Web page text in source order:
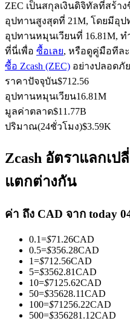
คัดลอกการซื้อขาย
เข้าร่วมกับเทรดเดอร์ชั้น
เป็นเทรดเดอร์คัดลอก
เพลิดเพลินกับการแบ่ง
ลอกการซื้อขาย
ZEC เป็นสกุลเงินดิจิทัลที่สร้า
อุปทานสูงสุดที่ 21M, โดยมีอุป
อุปทานหมุนเวียนที่ 16.81M,
ที่นี่เพื่อ ซื้อเลย, หรือดูคู่มือทีล
ซื้อ Zcash (ZEC) อย่างปลอดภั
ราคาปัจจุบัน$712.56
อุปทานหมุนเวียน16.81M
มูลค่าตลาด$11.77B
ปริมาณ(24ชั่วโมง)$3.59K
Zcash อัตราแลกเ
แตกต่างกัน
ค่า ถึง CAD จาก today
0.1=$71.26CAD
0.5=$356.28CAD
1=$712.56CAD
5=$3562.81CAD
10=$7125.62CAD
50=$35628.11CAD
100=$71256.22CAD
500=$356281.12CAD